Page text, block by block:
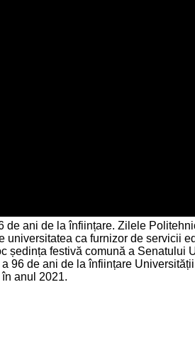
ani de la înființare. Zilele
ca furnizor de servicii
ședința festivă comună a
96 de ani de la înființare
anul 2021.